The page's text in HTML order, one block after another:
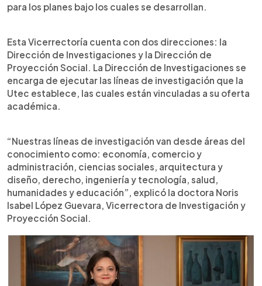
para los planes bajo los cuales se desarrollan.
Esta Vicerrectoría cuenta con dos direcciones: la
Dirección de Investigaciones y la Dirección de
Proyección Social. La Dirección de Investigaciones se
encarga de ejecutar las líneas de investigación que la
Utec establece, las cuales están vinculadas a su oferta
académica.
“Nuestras líneas de investigación van desde áreas del
conocimiento como: economía, comercio y
administración, ciencias sociales, arquitectura y
diseño, derecho, ingeniería y tecnología, salud,
humanidades y educación”, explicó la doctora Noris
Isabel López Guevara, Vicerrectora de Investigación y
Proyección Social.